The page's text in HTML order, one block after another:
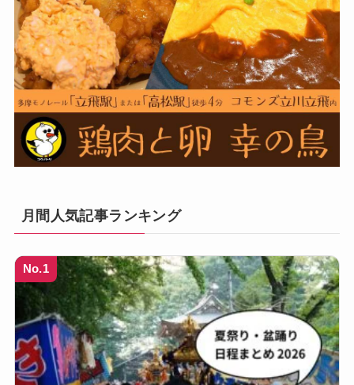
月間人気記事ランキング
No.1